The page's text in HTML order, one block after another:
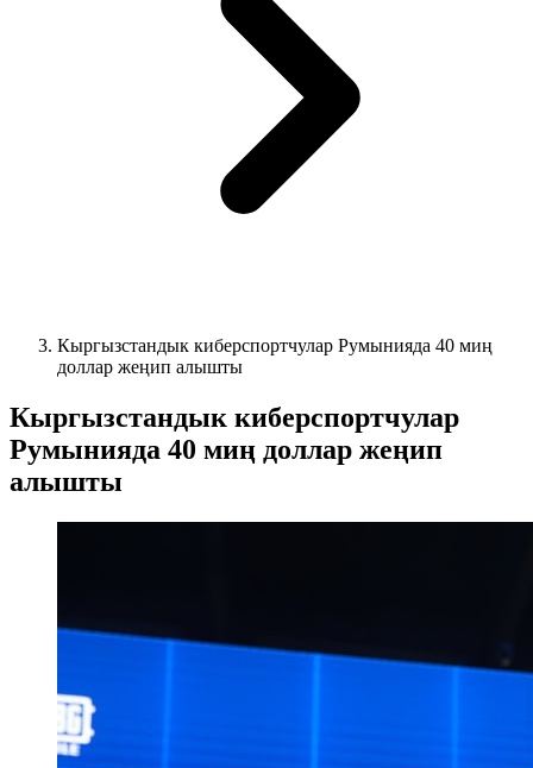
Кыргызстандык киберспортчулар Румынияда 40 миң
доллар жеңип алышты
Кыргызстандык киберспортчулар
Румынияда 40 миң доллар жеңип
алышты